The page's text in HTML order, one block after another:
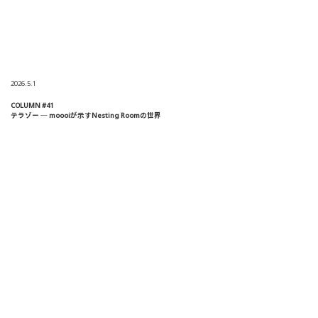
2026.5.1
COLUMN #41
テラゾー ─ moooiが示すNesting Roomの世界